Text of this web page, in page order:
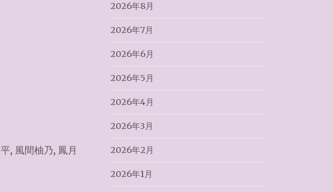
, 風間柚乃, 鳳月
2026年8月
2026年7月
2026年6月
2026年5月
2026年4月
2026年3月
2026年2月
2026年1月